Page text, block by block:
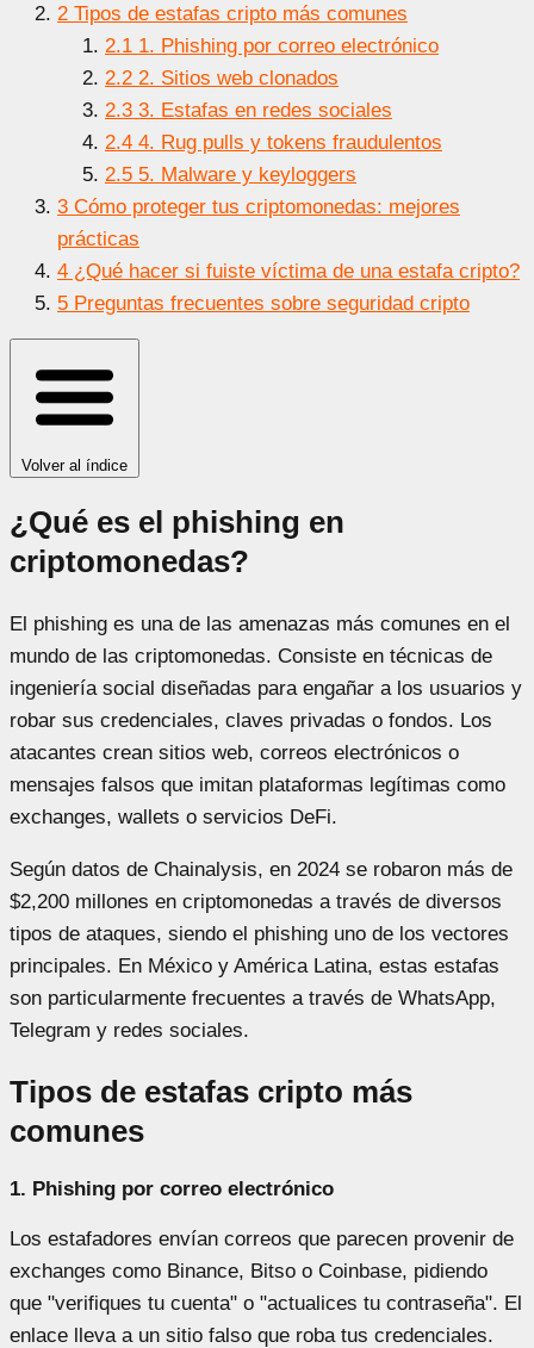
2 Tipos de estafas cripto más comunes
2.1 1. Phishing por correo electrónico
2.2 2. Sitios web clonados
2.3 3. Estafas en redes sociales
2.4 4. Rug pulls y tokens fraudulentos
2.5 5. Malware y keyloggers
3 Cómo proteger tus criptomonedas: mejores
prácticas
4 ¿Qué hacer si fuiste víctima de una estafa cripto?
5 Preguntas frecuentes sobre seguridad cripto
Volver al índice
¿Qué es el phishing en
criptomonedas?
El phishing es una de las amenazas más comunes en el
mundo de las criptomonedas. Consiste en técnicas de
ingeniería social diseñadas para engañar a los usuarios y
robar sus credenciales, claves privadas o fondos. Los
atacantes crean sitios web, correos electrónicos o
mensajes falsos que imitan plataformas legítimas como
exchanges, wallets o servicios DeFi.
Según datos de Chainalysis, en 2024 se robaron más de
$2,200 millones en criptomonedas a través de diversos
tipos de ataques, siendo el phishing uno de los vectores
principales. En México y América Latina, estas estafas
son particularmente frecuentes a través de WhatsApp,
Telegram y redes sociales.
Tipos de estafas cripto más
comunes
1. Phishing por correo electrónico
Los estafadores envían correos que parecen provenir de
exchanges como Binance, Bitso o Coinbase, pidiendo
que "verifiques tu cuenta" o "actualices tu contraseña". El
enlace lleva a un sitio falso que roba tus credenciales.